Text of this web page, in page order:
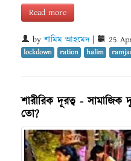
Read more
byশামিম আহমেদ| 25
lockdown
ration halim
শারীরিক দূরত্ব - সামাজিক
তো?